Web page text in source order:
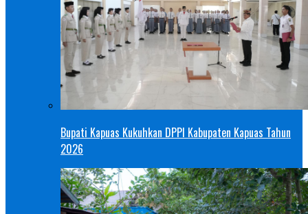
Bupati Kapuas Kukuhkan DPPI Kabupaten Kapuas Tahun
2026